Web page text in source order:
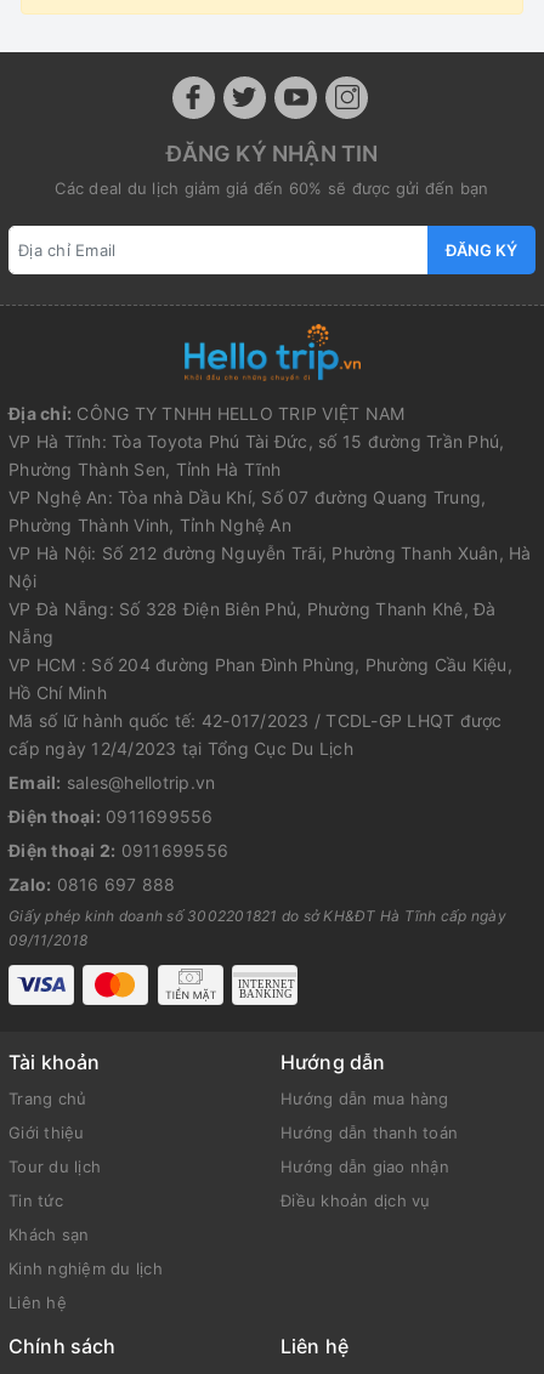
ĐĂNG KÝ NHẬN TIN
Các deal du lịch giảm giá đến 60% sẽ được gửi đến bạn
ĐĂNG KÝ
Địa chỉ: CÔNG TY TNHH HELLO TRIP VIỆT NAM
VP Hà Tĩnh: Tòa Toyota Phú Tài Đức, số 15 đường Trần Phú,
Phường Thành Sen, Tỉnh Hà Tĩnh
VP Nghệ An: Tòa nhà Dầu Khí, Số 07 đường Quang Trung,
Phường Thành Vinh, Tỉnh Nghệ An
VP Hà Nội: Số 212 đường Nguyễn Trãi, Phường Thanh Xuân, Hà
Nội
VP Đà Nẵng: Số 328 Điện Biên Phủ, Phường Thanh Khê, Đà
Nẵng
VP HCM : Số 204 đường Phan Đình Phùng, Phường Cầu Kiệu,
Hồ Chí Minh
Mã số lữ hành quốc tế: 42-017/2023 / TCDL-GP LHQT được
cấp ngày 12/4/2023 tại Tổng Cục Du Lịch
Email: sales@hellotrip.vn
Điện thoại: 0911699556
Điện thoại 2: 0911699556
Zalo: 0816 697 888
Giấy phép kinh doanh số 3002201821 do sở KH&ĐT Hà Tĩnh cấp ngày
09/11/2018
Tài khoản
Trang chủ
Giới thiệu
Tour du lịch
Tin tức
Khách sạn
Kinh nghiệm du lịch
Liên hệ
Hướng dẫn
Hướng dẫn mua hàng
Hướng dẫn thanh toán
Hướng dẫn giao nhận
Điều khoản dịch vụ
Chính sách Liên hệ